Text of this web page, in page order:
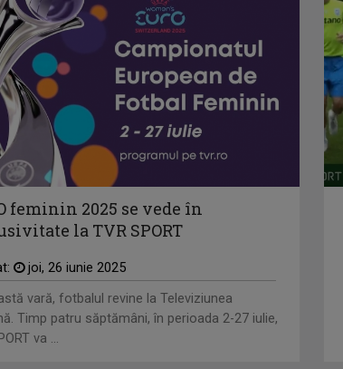
feminin 2025 se vede în
la TVR SPORT
joi, 26 iunie 2025
vară, fotbalul revine la Televiziunea
Timp patru săptămâni, în perioada 2-27 iulie,
va ...